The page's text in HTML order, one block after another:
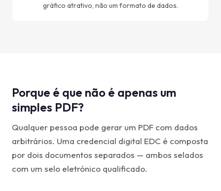
gráfico atrativo, não um formato de dados.
Porque é que não é apenas um
simples PDF?
Qualquer pessoa pode gerar um PDF com dados
arbitrários. Uma credencial digital EDC é composta
por dois documentos separados — ambos selados
com um selo eletrónico qualificado.